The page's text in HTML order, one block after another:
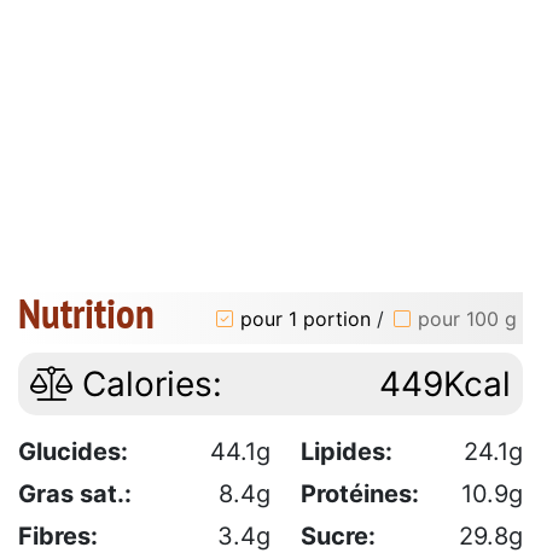
Nutrition pour 1 portion / pour 100 g
Calories: 449Kcal
Glucides: 44.1g Lipides:
24.1g
Gras sat.:
8.4g Protéines:
10.9g
Fibres:
3.4g Sucre:
29.8g